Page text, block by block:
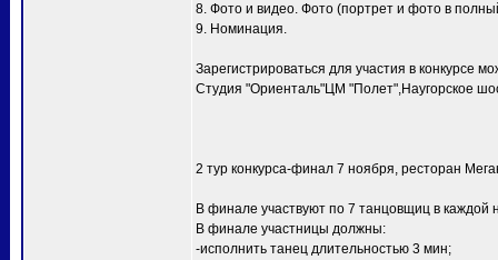
8. Фото и видео. Фото (портрет и фото в
9. Номинация.
Зарегистрироваться для участия в конкурсе
Студия "Ориенталь"ЦМ "Полет",Наугорское
2 тур конкурса-финал 7 ноября, ресторан
В финале участвуют по 7 танцовщиц в каждой
В финале участницы должны:
-исполнить танец длительностью 3 мин;